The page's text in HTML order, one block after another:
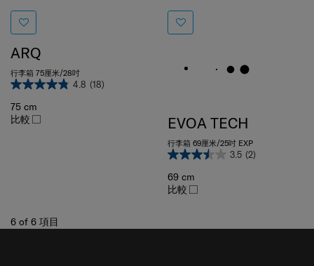
ARQ
行李箱 75厘米/28吋
4.8 (18)
75 cm
比較
EVOA TECH
行李箱 69厘米/25吋 EXP
3.5 (2)
69 cm
比較
6 of 6 項目